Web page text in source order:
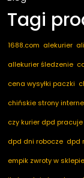
Tagi
1688.com alekurier
allekurier śledzenie
cena wysyłki paczki
chińskie strony
czy kurier dpd
dpd dni robocze dpd
empik zwroty w